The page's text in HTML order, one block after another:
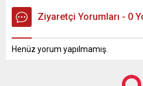
Ziyaretçi Yorumları - 0
Henüz yorum yapılmamış.